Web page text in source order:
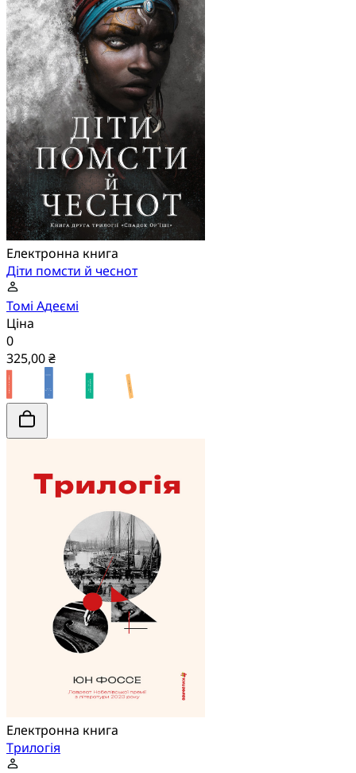
Електронна книга
Діти помсти й чеснот
Томі Адеємі
Ціна
0
325,00 ₴
Електронна книга
Трилогія